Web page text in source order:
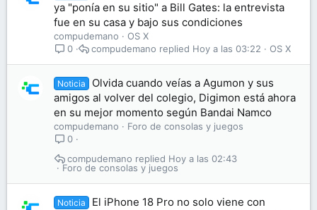
ya "ponía en su sitio" a Bill Gates: la entrevista
fue en su casa y bajo sus condiciones
compudemano
OS X
0
OS X
Hoy a las 03:22
compudemano
Noticia
Olvida cuando veías a Agumon y sus
amigos al volver del colegio, Digimon está ahora
en su mejor momento según Bandai Namco
compudemano
Foro de consolas y juegos
0
Foro de consolas y juegos
Hoy a las 02:43
compudemano
Noticia
El iPhone 18 Pro no solo viene con